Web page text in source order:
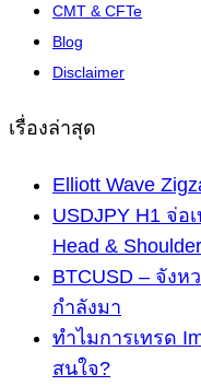
CMT & CFTe
Blog
Disclaimer
เรื่องล่าสุด
Elliott Wave
USDJPY H1 จ่อ
Head &
BTCUSD – จังห
กำลังมา
ทำไมการเทรด
สนใจ?